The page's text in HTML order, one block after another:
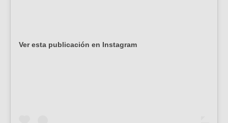
Ver esta publicación en Instagram